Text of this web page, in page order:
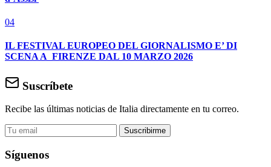
04
IL FESTIVAL EUROPEO DEL GIORNALISMO E’ DI
SCENA A FIRENZE DAL 10 MARZO 2026
Suscríbete
Recibe las últimas noticias de Italia directamente en tu correo.
Suscribirme
Síguenos